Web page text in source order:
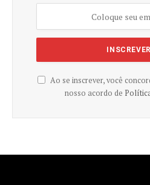
Ao se inscrever, você
nosso acordo de